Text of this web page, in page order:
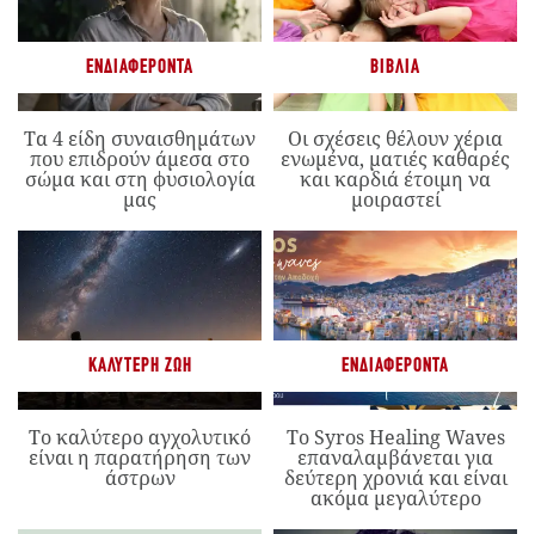
ΕΝΔΙΑΦΈΡΟΝΤΑ
Τα 4 είδη συναισθημάτων
που επιδρούν άμεσα στο
σώμα και στη φυσιολογία
μας
ΒΙΒΛΊΑ
Οι σχέσεις θέλουν χέρια
ενωμένα, ματιές καθαρές
και καρδιά έτοιμη να
μοιραστεί
ΚΑΛΎΤΕΡΗ ΖΩΉ
Το καλύτερο αγχολυτικό
είναι η παρατήρηση των
άστρων
ΕΝΔΙΑΦΈΡΟΝΤΑ
Το Syros Healing Waves
επαναλαμβάνεται για
δεύτερη χρονιά και είναι
ακόμα μεγαλύτερο